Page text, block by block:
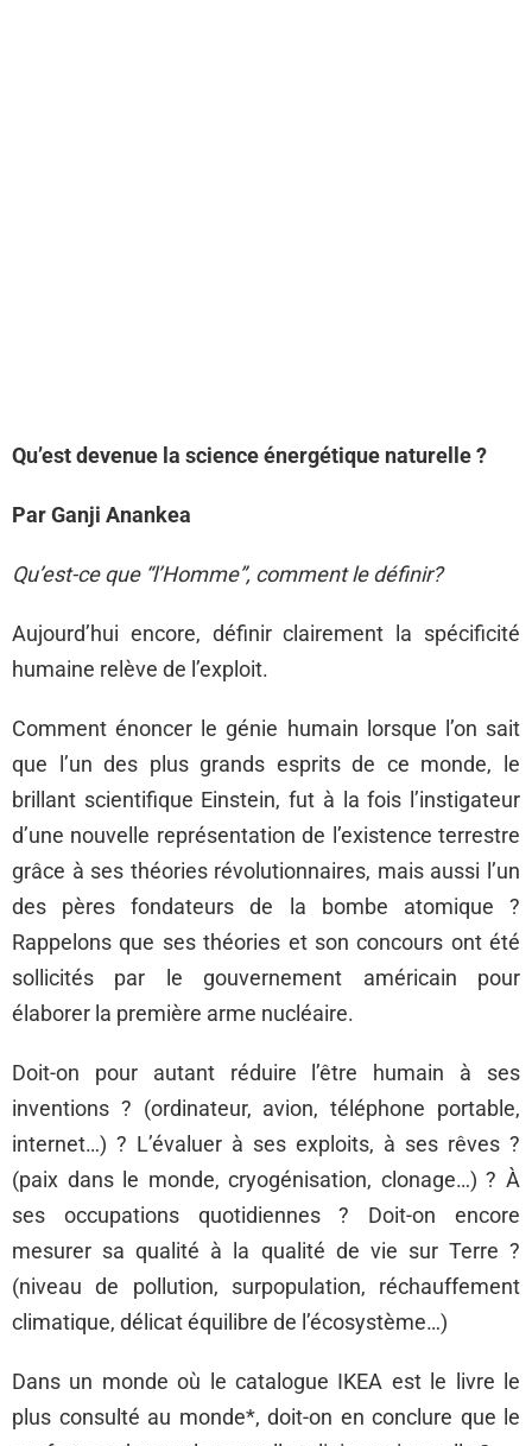
Qu’est devenue la science énergétique naturelle ?
Par Ganji Anankea
Qu’est-ce que “l’Homme”, comment le définir?
Aujourd’hui encore, définir clairement la spécificité
humaine relève de l’exploit.
Comment énoncer le génie humain lorsque l’on sait
que l’un des plus grands esprits de ce monde, le
brillant scientifique Einstein, fut à la fois l’instigateur
d’une nouvelle représentation de l’existence terrestre
grâce à ses théories révolutionnaires, mais aussi l’un
des pères fondateurs de la bombe atomique ?
Rappelons que ses théories et son concours ont été
sollicités par le gouvernement américain pour
élaborer la première arme nucléaire.
Doit-on pour autant réduire l’être humain à ses
inventions ? (ordinateur, avion, téléphone portable,
internet…) ? L’évaluer à ses exploits, à ses rêves ?
(paix dans le monde, cryogénisation, clonage…) ? À
ses occupations quotidiennes ? Doit-on encore
mesurer sa qualité à la qualité de vie sur Terre ?
(niveau de pollution, surpopulation, réchauffement
climatique, délicat équilibre de l’écosystème…)
Dans un monde où le catalogue IKEA est le livre le
plus consulté au monde*, doit-on en conclure que le